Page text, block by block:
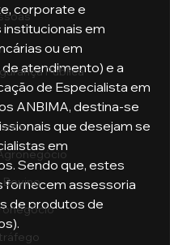
Publica
Bovino
corporate e
em
ou em
atendimento) e a
de Especialista em
ANBIMA, destina-se
que desejam se
em
Sendo que, estes
fornecem assessoria
de produtos de